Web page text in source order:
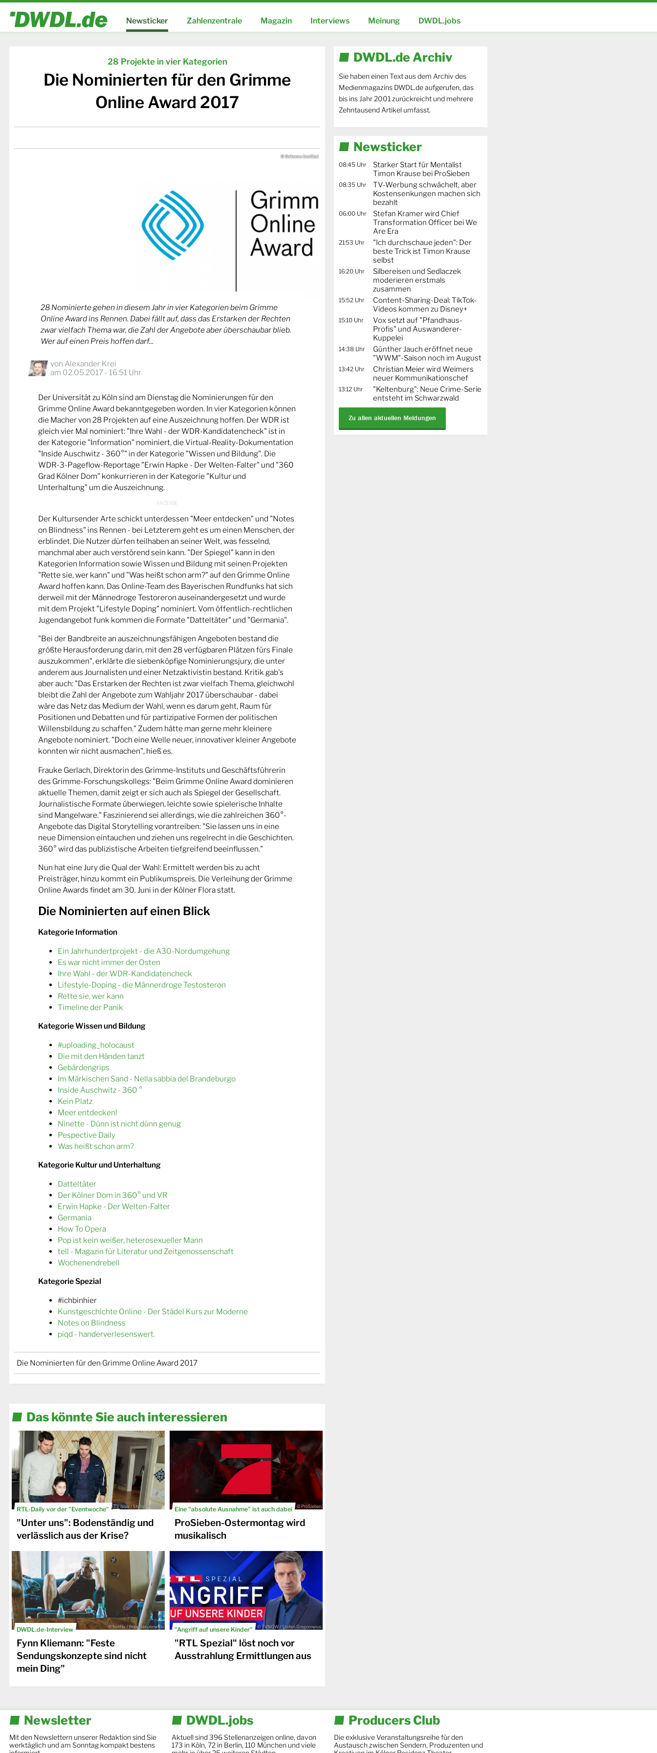
Newsticker Zahlenzentrale Magazin Interviews Meinung DWDL.jobs
28 Projekte in vier Kategorien
Die Nominierten für den Grimme
Online Award 2017
© Grimme-Institut
28 Nominierte gehen in diesem Jahr in vier Kategorien beim Grimme
Online Award ins Rennen. Dabei fällt auf, dass das Erstarken der Rechten
zwar vielfach Thema war, die Zahl der Angebote aber überschaubar blieb.
Wer auf einen Preis hoffen darf...
von Alexander Krei
am 02.05.2017 - 16:51 Uhr
Der Universität zu Köln sind am Dienstag die Nominierungen für den
Grimme Online Award bekanntgegeben worden. In vier Kategorien können
die Macher von 28 Projekten auf eine Auszeichnung hoffen. Der WDR ist
gleich vier Mal nominiert: "Ihre Wahl - der WDR-Kandidatencheck" ist in
der Kategorie "Information" nominiert, die Virtual-Reality-Dokumentation
"Inside Auschwitz - 360°" in der Kategorie "Wissen und Bildung". Die
WDR-3-Pageflow-Reportage "Erwin Hapke - Der Welten-Falter" und "360
Grad Kölner Dom" konkurrieren in der Kategorie "Kultur und
Unterhaltung" um die Auszeichnung.
Der Kultursender Arte schickt unterdessen "Meer entdecken" und "Notes
on Blindness" ins Rennen - bei Letzterem geht es um einen Menschen, der
erblindet. Die Nutzer dürfen teilhaben an seiner Welt, was fesselnd,
manchmal aber auch verstörend sein kann. "Der Spiegel" kann in den
Kategorien Information sowie Wissen und Bildung mit seinen Projekten
"Rette sie, wer kann" und "Was heißt schon arm?" auf den Grimme Online
Award hoffen kann. Das Online-Team des Bayerischen Rundfunks hat sich
derweil mit der Männedroge Testoreron auseinandergesetzt und wurde
mit dem Projekt "Lifestyle Doping" nominiert. Vom öffentlich-rechtlichen
Jugendangebot funk kommen die Formate "Datteltäter" und "Germania".
"Bei der Bandbreite an auszeichnungsfähigen Angeboten bestand die
größte Herausforderung darin, mit den 28 verfügbaren Plätzen fürs Finale
auszukommen", erklärte die siebenköpfige Nominierungsjury, die unter
anderem aus Journalisten und einer Netzaktivistin bestand. Kritik gab's
aber auch: "Das Erstarken der Rechten ist zwar vielfach Thema, gleichwohl
bleibt die Zahl der Angebote zum Wahljahr 2017 überschaubar - dabei
wäre das Netz das Medium der Wahl, wenn es darum geht, Raum für
Positionen und Debatten und für partizipative Formen der politischen
Willensbildung zu schaffen." Zudem hätte man gerne mehr kleinere
Angebote nominiert. "Doch eine Welle neuer, innovativer kleiner Angebote
konnten wir nicht ausmachen", hieß es.
Frauke Gerlach, Direktorin des Grimme-Instituts und Geschäftsführerin
des Grimme-Forschungskollegs: "Beim Grimme Online Award dominieren
aktuelle Themen, damit zeigt er sich auch als Spiegel der Gesellschaft.
Journalistische Formate überwiegen, leichte sowie spielerische Inhalte
sind Mangelware." Faszinierend sei allerdings, wie die zahlreichen 360°-
Angebote das Digital Storytelling vorantreiben: "Sie lassen uns in eine
neue Dimension eintauchen und ziehen uns regelrecht in die Geschichten.
360° wird das publizistische Arbeiten tiefgreifend beeinflussen."
Nun hat eine Jury die Qual der Wahl: Ermittelt werden bis zu acht
Preisträger, hinzu kommt ein Publikumspreis. Die Verleihung der Grimme
Online Awards findet am 30. Juni in der Kölner Flora statt.
Die Nominierten auf einen Blick
Kategorie Information
Ein Jahrhundertprojekt - die A30-Nordumgehung
Es war nicht immer der Osten
Ihre Wahl - der WDR-Kandidatencheck
Lifestyle-Doping - die Männerdroge Testosteron
Rette sie, wer kann
Timeline der Panik
Kategorie Wissen und Bildung
#uploading_holocaust
Die mit den Händen tanzt
Gebärdengrips
Im Märkischen Sand - Nella sabbia del Brandeburgo
Inside Auschwitz - 360 °
Kein Platz
Meer entdecken!
Ninette - Dünn ist nicht dünn genug
Pespective Daily
Was heißt schon arm?
Kategorie Kultur und Unterhaltung
Datteltäter
Der Kölner Dom in 360° und VR
Erwin Hapke - Der Welten-Falter
Germania
How To Opera
Pop ist kein weißer, heterosexueller Mann
tell - Magazin für Literatur und Zeitgenossenschaft
Wochenendrebell
Kategorie Spezial
#ichbinhier
Kunstgeschichte Online - Der Städel Kurs zur Moderne
Notes on Blindness
piqd - handerverlesenswert.
Die Nominierten für den Grimme Online Award 2017
Das könnte Sie auch interessieren
RTL-Daily vor der "Eventwoche" © TV Now / Stefan Behrens
"Unter uns": Bodenständig und
verlässlich aus der Krise?
Eine "absolute Ausnahme" ist auch dabei © ProSieben
ProSieben-Ostermontag wird
musikalisch
DWDL.de-Interview © Netflix / Brian Jakubowski
Fynn Kliemann: "Feste
Sendungskonzepte sind nicht
mein Ding"
"Angriff auf unsere Kinder" © TVNOW / Stefan Gregorowius
"RTL Spezial" löst noch vor
Ausstrahlung Ermittlungen aus
DWDL.de Archiv
Sie haben einen Text aus dem Archiv des
Medienmagazins DWDL.de aufgerufen, das
bis ins Jahr 2001 zurückreicht und mehrere
Zehntausend Artikel umfasst.
Newsticker
08:45 Uhr
Starker Start für Mentalist
Timon Krause bei ProSieben
08:35 Uhr
TV-Werbung schwächelt, aber
Kostensenkungen machen sich
bezahlt
06:00 Uhr
Stefan Kramer wird Chief
Transformation Officer bei We
Are Era
21:53 Uhr
"Ich durchschaue jeden": Der
beste Trick ist Timon Krause
selbst
16:20 Uhr
Silbereisen und Sedlaczek
moderieren erstmals
zusammen
15:52 Uhr
Content-Sharing-Deal: TikTok-
Videos kommen zu Disney+
15:10 Uhr
Vox setzt auf "Pfandhaus-
Profis" und Auswanderer-
Kuppelei
14:38 Uhr
Günther Jauch eröffnet neue
"WWM"-Saison noch im August
13:42 Uhr
Christian Meier wird Weimers
neuer Kommunikationschef
13:12 Uhr
"Keltenburg": Neue Crime-Serie
entsteht im Schwarzwald
Zu allen aktuellen Meldungen
Newsletter
Mit den Newslettern unserer Redaktion sind Sie
werktäglich und am Sonntag kompakt bestens
DWDL.jobs
Aktuell sind 396 Stellenanzeigen online, davon
173 in Köln, 72 in Berlin, 110 München und viele
Producers Club
Die exklusive Veranstaltungsreihe für den
Austausch zwischen Sendern, Produzenten und